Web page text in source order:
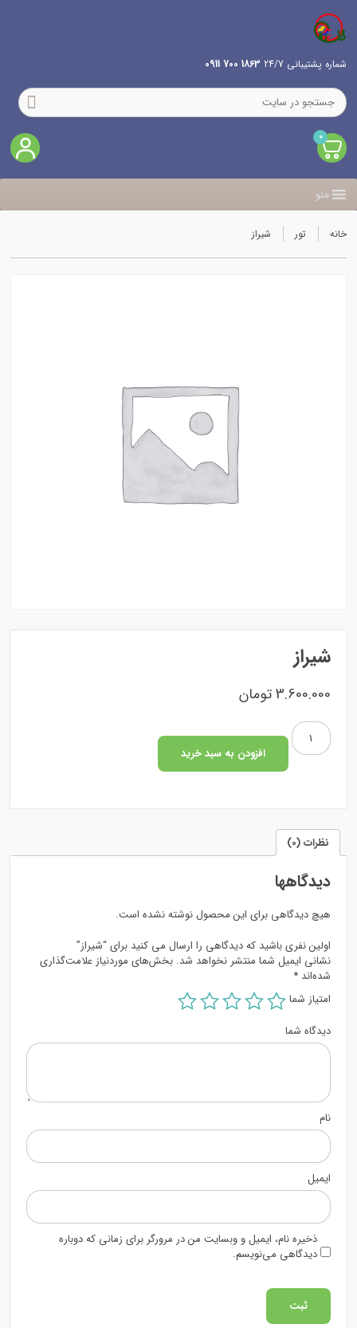
شماره پشتیبانی 24/7 1863 700 0911
0
منو
خانه تور شیراز
شیراز
3.600.000تومان
شیراز
عدد
افزودن به سبد خرید
نظرات (0)
دیدگاهها
هیچ دیدگاهی برای این محصول نوشته نشده است.
اولین نفری باشید که دیدگاهی را ارسال می کنید برای “شیراز”
نشانی ایمیل شما منتشر نخواهد شد. بخش‌های موردنیاز علامت‌گذاری
شده‌اند*
امتیاز شما
دیدگاه شما
نام
ایمیل
ذخیره نام، ایمیل و وبسایت من در مرورگر برای زمانی که دوباره
دیدگاهی می‌نویسم.